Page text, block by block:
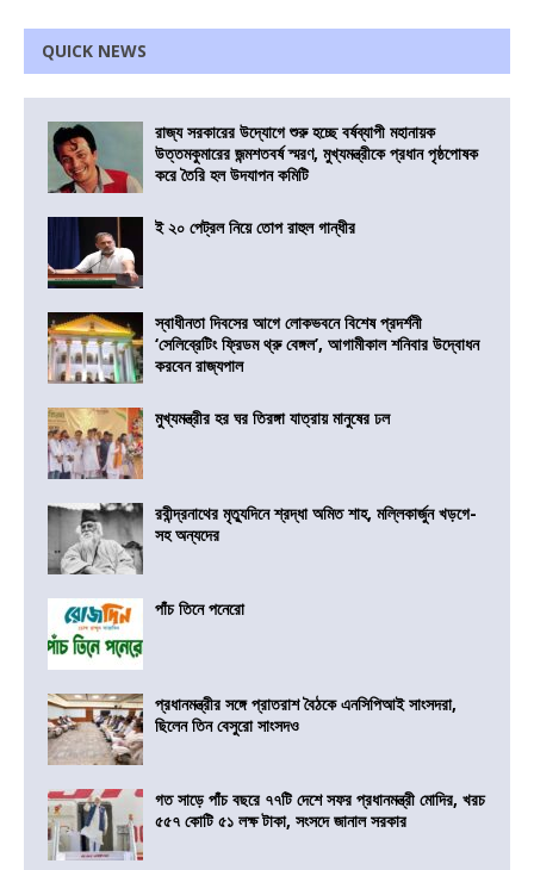
QUICK NEWS
রাজ্য সরকারের উদ্যোগে শুরু হচ্ছে বর্ষব্যাপী মহানায়ক
উত্তমকুমারের জন্মশতবর্ষ স্মরণ, মুখ্যমন্ত্রীকে প্রধান পৃষ্ঠপোষক
করে তৈরি হল উদযাপন কমিটি
ই ২০ পেট্রল নিয়ে তোপ রাহুল গান্ধীর
স্বাধীনতা দিবসের আগে লোকভবনে বিশেষ প্রদর্শনী
‘সেলিব্রেটিং ফ্রিডম থ্রু বেঙ্গল’, আগামীকাল শনিবার উদ্বোধন
করবেন রাজ্যপাল
মুখ্যমন্ত্রীর হর ঘর তিরঙ্গা যাত্রায় মানুষের ঢল
রবীন্দ্রনাথের মৃত্যুদিনে শ্রদ্ধা অমিত শাহ, মল্লিকার্জুন খড়গে-
সহ অন্যদের
পাঁচ তিনে পনেরো
প্রধানমন্ত্রীর সঙ্গে প্রাতরাশ বৈঠকে এনসিপিআই সাংসদরা,
ছিলেন তিন বেসুরো সাংসদও
গত সাড়ে পাঁচ বছরে ৭৭টি দেশে সফর প্রধানমন্ত্রী মোদির, খরচ
৫৫৭ কোটি ৫১ লক্ষ টাকা, সংসদে জানাল সরকার